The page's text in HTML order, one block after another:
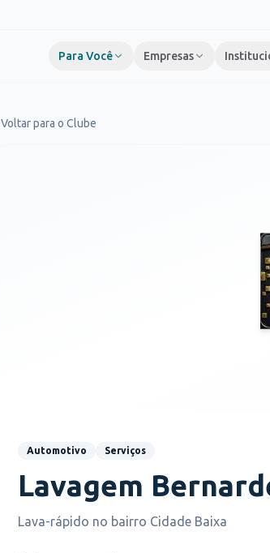
Para Você Empresas
Voltar para o Clube
Automotivo Serviços
Lavagem
Lava-rápido no bairro Cidade Baixa